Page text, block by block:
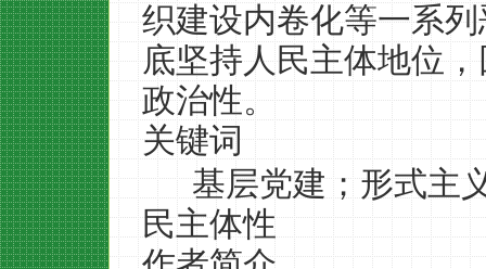
织建设内卷化等一系
底坚持人民主体地位
政治性。
关键词
基层党建；形式主
民主体性